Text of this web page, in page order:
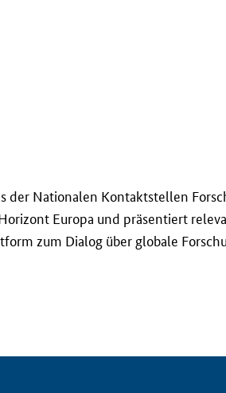
der Nationalen Kontaktstellen
Europa und präsentiert
zum Dialog über globale